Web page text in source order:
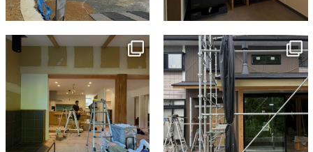
tomohouseinc
tomohouseinc
6月 3